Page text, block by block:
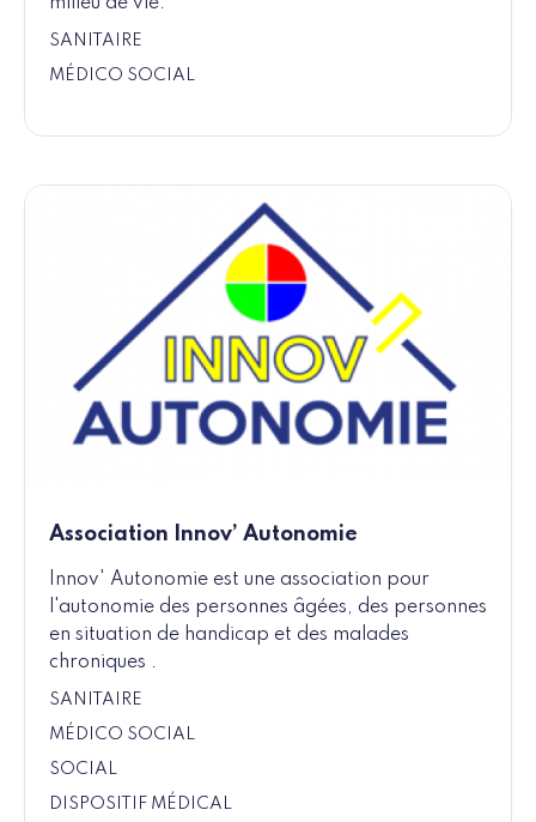
milieu de vie.
SANITAIRE
MÉDICO SOCIAL
Association Innov’ Autonomie
Innov' Autonomie est une association pour
l'autonomie des personnes âgées, des personnes
en situation de handicap et des malades
chroniques .
SANITAIRE
MÉDICO SOCIAL
SOCIAL
DISPOSITIF MÉDICAL